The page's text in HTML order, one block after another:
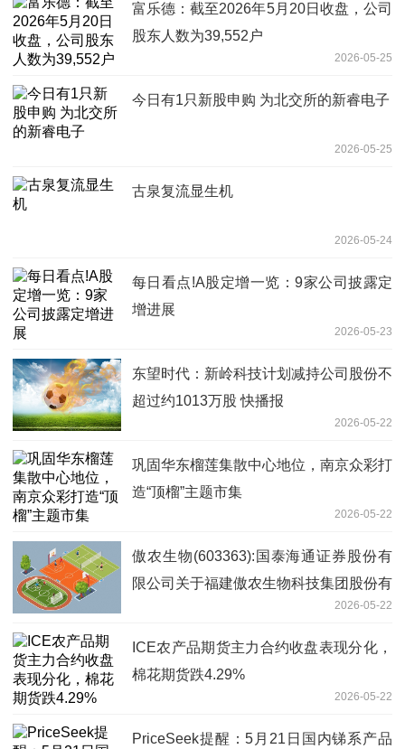
富乐德：截至2026年5月20日收盘，公司
股东人数为39,552户
2026-05-25
今日有1只新股申购 为北交所的新睿电子
2026-05-25
古泉复流显生机
2026-05-24
每日看点!A股定增一览：9家公司披露定
增进展
2026-05-23
东望时代：新岭科技计划减持公司股份不
超过约1013万股 快播报
2026-05-22
巩固华东榴莲集散中心地位，南京众彩打
造“顶榴”主题市集
2026-05-22
傲农生物(603363):国泰海通证券股份有
限公司关于福建傲农生物科技集团股份有
限公司部分限售股上市流通的核查意见|
焦点报道
2026-05-22
ICE农产品期货主力合约收盘表现分化，
棉花期货跌4.29%
2026-05-22
PriceSeek提醒：5月21日国内锑系产品